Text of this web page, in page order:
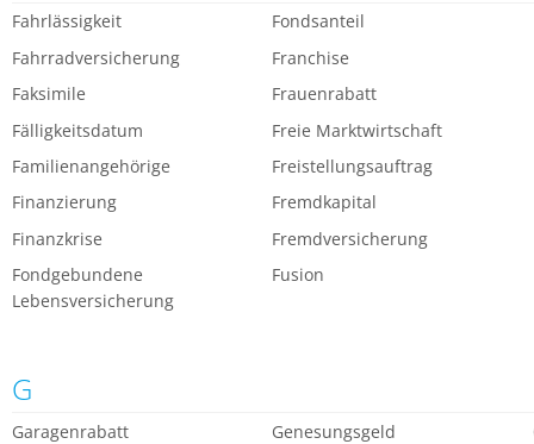
Fahrlässigkeit
Fahrradversicherung
Faksimile
Fälligkeitsdatum
Familienangehörige
Finanzierung
Finanzkrise
Fondgebundene
Lebensversicherung
Fondsanteil
Franchise
Frauenrabatt
Freie Marktwirtschaft
Freistellungsauftrag
Fremdkapital
Fremdversicherung
Fusion
G
Garagenrabatt
Genesungsgeld